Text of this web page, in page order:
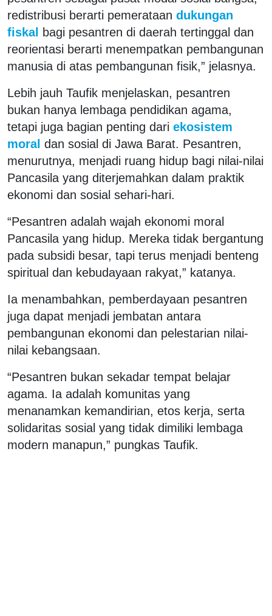
redistribusi berarti pemerataan dukungan
fiskal
bagi pesantren di daerah tertinggal dan
reorientasi berarti menempatkan pembangunan
manusia di atas pembangunan fisik,” jelasnya.
Lebih jauh Taufik menjelaskan, pesantren
bukan hanya lembaga pendidikan agama,
tetapi juga bagian penting dari ekosistem
moral dan sosial di Jawa Barat. Pesantren,
menurutnya, menjadi ruang hidup bagi nilai-nilai
Pancasila yang diterjemahkan dalam praktik
ekonomi dan sosial sehari-hari.
“Pesantren adalah wajah ekonomi moral
Pancasila yang hidup. Mereka tidak bergantung
pada subsidi besar, tapi terus menjadi benteng
spiritual dan kebudayaan rakyat,” katanya.
Ia menambahkan, pemberdayaan pesantren
juga dapat menjadi jembatan antara
pembangunan ekonomi dan pelestarian nilai-
nilai kebangsaan.
“Pesantren bukan sekadar tempat belajar
agama. Ia adalah komunitas yang
menanamkan kemandirian, etos kerja, serta
solidaritas sosial yang tidak dimiliki lembaga
modern manapun,” pungkas Taufik.